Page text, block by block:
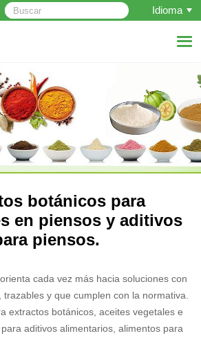
Idioma
botánicos para
en piensos y aditivos
piensos.
cada vez más hacia soluciones con
trazables y que cumplen con la normativa.
extractos botánicos, aceites vegetales e
aditivos alimentarios, alimentos para